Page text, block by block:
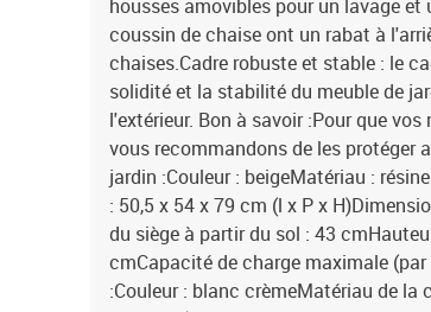
housses amovibles pour un lavage
coussin de chaise ont un rabat à
chaises.Cadre robuste et stable : le
solidité et la stabilité du meuble de
l'extérieur. Bon à savoir :Pour que
vous recommandons de les protéger
jardin :Couleur : beigeMatériau :
: 50,5 x 54 x 79 cm (l x P x
du siège à partir du sol : 43
cmCapacité de charge maximale
:Couleur : blanc crèmeMatériau de la